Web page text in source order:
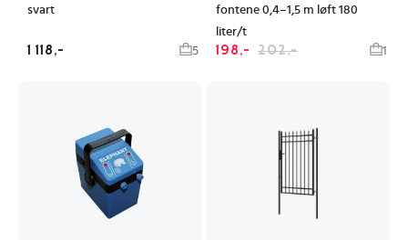
svart
1 118,- 5
fontene 0,4–1,5 m løft 180
liter/t
198,- 202,- 1